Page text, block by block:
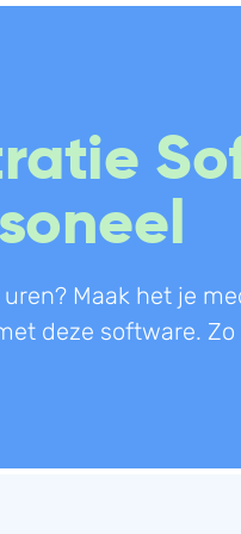
Maak het je
deze software.